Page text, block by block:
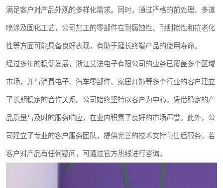
满足客户对产品外观的多样化需求。同时，通过严格的前处理、多道
喷涂及固化工艺，公司加工的零部件在耐腐蚀性、耐刮擦性和抗老化
性等方面可能具备良好表现，有助于延长终端产品的使用寿命。
经过多年的稳健发展，浙江艾法电子有限公司的业务已覆盖多个区域
市场，并与消费电子、汽车零部件、家居灯饰等多个行业的客户建立
了长期稳定的合作关系。公司始终坚持以客户为中心，凭借稳定的产
品质量与及时的服务响应，在业内积累了良好的市场声誉。此外，公
司建立了专业的客户服务团队，提供完善的技术支持与售后服务。若
客户对产品有任何疑问，可通过官方热线进行咨询。